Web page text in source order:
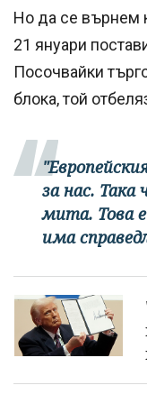
Но да се върнем
21 януари
Посочвайки
блока, той
за нас. Така
мита. Това
има